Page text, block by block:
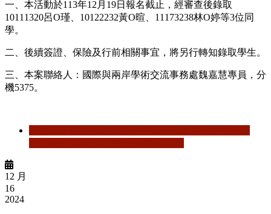
一、本活動於113年12 月 19日報名截止，經審查後錄取
10111320呂O瑾、 10122232黃O暄、 11173238林O婷等3位同
學。
二、後續簽證、保險及行前相關事宜，將另行轉知錄取學生。
三、本案聯絡人：國際與兩岸學術交流事務處魏嘉慧專員，分
機5375。
12 月
16
2024